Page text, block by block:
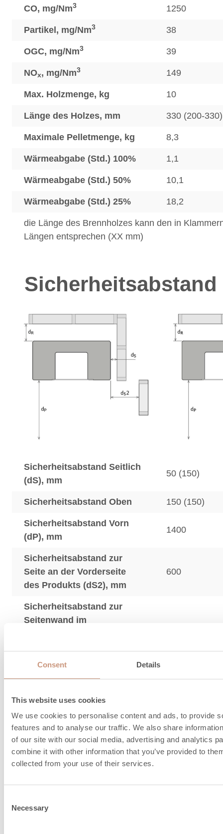
Consent Details
This website uses cookies
We use cookies to personalise content and ads, to provide
features and to analyse our traffic. We also share
of our site with our social media, advertising and analytics
combine it with other information that you’ve provided to
collected from your use of their services.
Selection
Necessary
CO, mg/Nm3 1250
Partikel, mg/Nm3 38
OGC, mg/Nm3 39
NOx, mg/Nm3 149
Max. Holzmenge, kg 10
Länge des Holzes, mm 330 (200-330)
Maximale Pelletmenge, kg 8,3
Wärmeabgabe (Std.) 100% 1,1
Wärmeabgabe (Std.) 50% 10,1
Wärmeabgabe (Std.) 25% 18,2
die Länge des Brennholzes kann den in
Längen entsprechen (XX mm)
Sicherheitsabstand
Sicherheitsabstand Seitlich
(dS), mm
50 (150)
Sicherheitsabstand Oben 150 (150)
Sicherheitsabstand Vorn
(dP), mm
1400
Sicherheitsabstand zur
Seite an der Vorderseite
des Produkts (dS2), mm
600
Sicherheitsabstand zur
Seitenwand im
Der Sicherheitsabstand für ein nicht isoliertes
Klammern angegeben (XX mm)
und
Informationen